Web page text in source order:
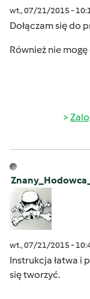
wt., 07/21/2015 -
Dołączam się do
Również nie
wt., 07/21/2015 -
Instrukcja łatwa i
się tworzyć.